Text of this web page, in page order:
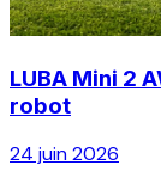
LUBA Mini 2
robot
24 juin 2026